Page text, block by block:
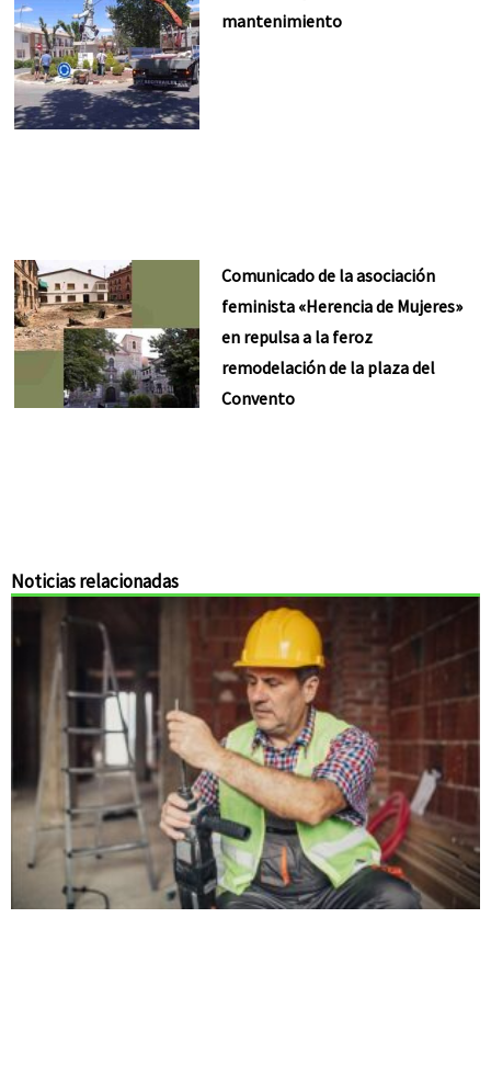
mantenimiento
Comunicado de la asociación
feminista «Herencia de Mujeres»
en repulsa a la feroz
remodelación de la plaza del
Convento
Noticias relacionadas